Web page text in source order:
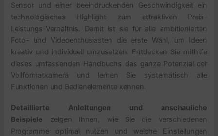
Sensor und einer beeindruckenden Geschwindigkeit ein
technologisches Highlight zum attraktiven Preis-
Leistungs-Verhältnis. Damit ist sie für alle ambitionierten
Foto- und Videoenthusiasten die erste Wahl, um Ideen
kreativ und individuell umzusetzen. Entdecken Sie mithilfe
dieses umfassenden Handbuchs das ganze Potenzial der
Vollformatkamera und lernen Sie systematisch alle
Funktionen und Bedienelemente kennen.
Detaillierte Anleitungen und anschauliche
Beispiele zeigen Ihnen, wie Sie die verschiedenen
Programme optimal nutzen und welche Einstellungen